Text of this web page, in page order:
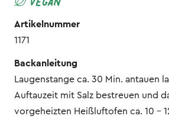
Artikelnummer
1171
Backanleitung
Laugenstange ca. 30 Min. antauen
Auftauzeit mit Salz bestreuen und
vorgeheizten Heißluftofen ca. 10 -